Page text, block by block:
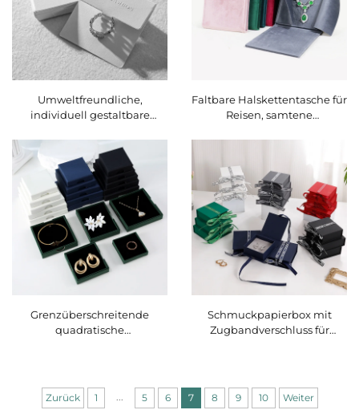
Umweltfreundliche,
individuell gestaltbare
Schmuck- und Halsketten-
Display- sowie
Aufbewahrungsverpackung
Faltbare Halskettentasche für
Reisen, samtene
Geschenkbeutel für
Perlenhalsketten
Grenzüberschreitende
quadratische
Papierschenkbox
Schmuckpapierbox mit
Zugbandverschluss für
Schaumstoffeinlage,
individuelle Größe und Form
Zurück 1 5 6 7 8 9 10 Weiter